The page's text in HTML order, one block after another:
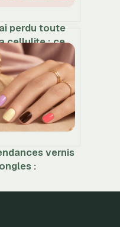
perdu toute
cellulite : ce
faut vraiment
vernis
:
effets